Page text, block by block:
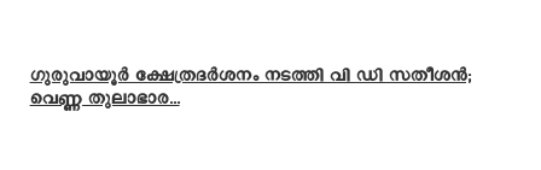
ഗുരുവായൂർ ക്ഷേത്രദർശനം നടത്തി വി ഡി സതീശൻ;
വെണ്ണ തുലാഭാര...